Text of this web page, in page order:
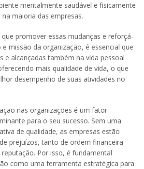
mentalmente saudável e fisicamente
maioria das empresas.
promover essas mudanças e reforçá-
missão da organização, é essencial que
e alcançadas também na vida pessoal
mais qualidade de vida, o que
desempenho de suas atividades no
nas organizações é um fator
para o seu sucesso. Sem uma
de qualidade, as empresas estão
prejuízos, tanto de ordem financeira
Por isso, é fundamental
como uma ferramenta estratégica para